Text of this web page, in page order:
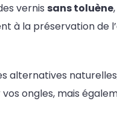
vernis sans toluène
à la préservation de
alternatives
ongles, mais